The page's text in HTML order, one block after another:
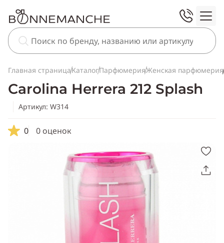
Главная страницаКаталогПарфюмерияЖенская парфюмерия
Carolina Herrera 212 Splash
Артикул: W314
0 0 оценок